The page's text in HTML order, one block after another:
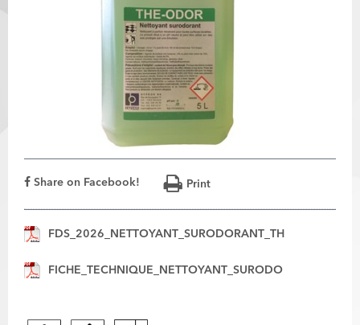
Share on Facebook! Print
FDS_2026_NETTOYANT_SURODORANT_TH
FICHE_TECHNIQUE_NETTOYANT_SURODO